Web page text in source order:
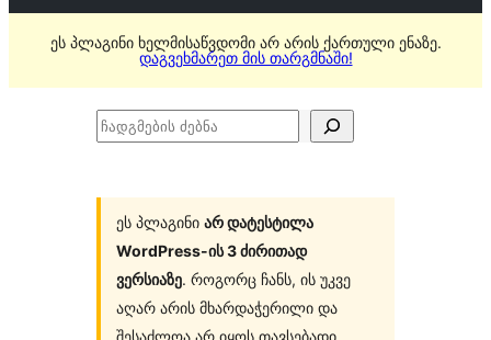
ეს პლაგინი ხელმისაწვდომი არ არის ქართული ენაზე.
დაგვეხმარეთ მის თარგმნაში!
ჩადგმების
ეს პლაგინი არ დატესტილა
WordPress-ის 3 ძირითად
ვერსიაზე. როგორც ჩანს, ის უკვე
აღარ არის მხარდაჭერილი და
შესაძლოა არ იყოს თავსებადი